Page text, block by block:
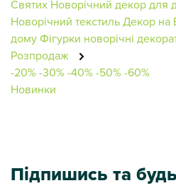
Святих Новорічний декор для
Новорічний текстильДекор на
домуФігурки новорічні
Розпродаж
-20%-30%-40%-50%-60%
Новинки
Підпишись та